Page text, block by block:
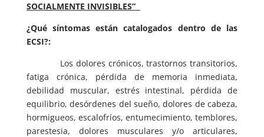
SOCIALMENTE INVISIBLES”
¿Qué síntomas están catalogados dentro de las
ECSI?:
Los dolores crónicos, trastornos transitorios,
fatiga crónica, pérdida de memoria inmediata,
debilidad muscular, estrés intestinal, pérdida de
equilibrio, desórdenes del sueño, dolores de cabeza,
hormigueos, escalofríos, entumecimiento, temblores,
parestesia, dolores musculares y/o articulares,